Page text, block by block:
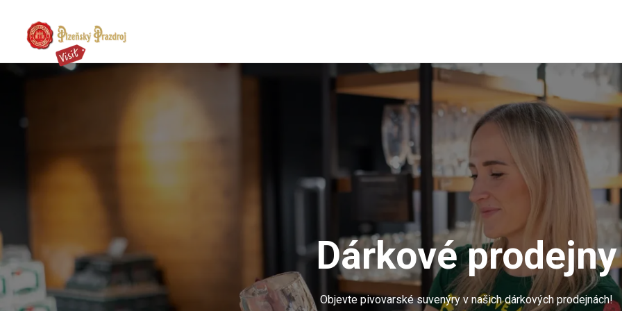
Dárkové prodejny
Objevte pivovarské suvenýry v našich dárkových prodejnách!